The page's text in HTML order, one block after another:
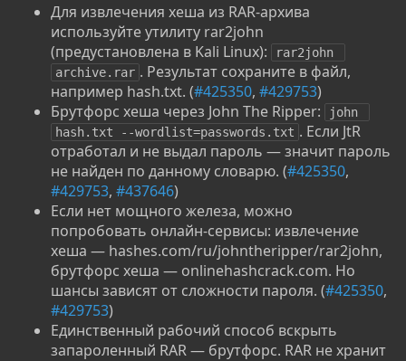
Для извлечения хеша из RAR-архива
используйте утилиту rar2john
(предустановлена в Kali Linux):
rar2john
archive.rar . Результат сохраните в файл,
например hash.txt. (#425350, #429753)
Брутфорс хеша через John The Ripper:
john
hash.txt --wordlist=passwords.txt . Если JtR
отработал и не выдал пароль — значит пароль
не найден по данному словарю. (#425350,
#429753, #437646)
Если нет мощного железа, можно
попробовать онлайн-сервисы: извлечение
хеша — hashes.com/ru/johntheripper/rar2john,
брутфорс хеша — onlinehashcrack.com. Но
шансы зависят от сложности пароля. (#425350,
#429753)
Единственный рабочий способ вскрыть
запароленный RAR — брутфорс. RAR не хранит